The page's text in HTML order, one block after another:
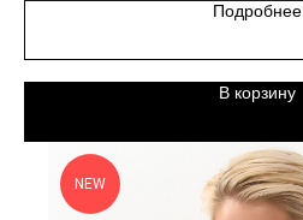
Подробнее
В корзину
NEW